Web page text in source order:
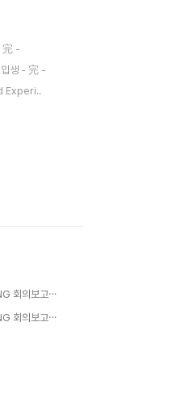
完 -
입생 - 完 -
Experi..
회의보고⋯
회의보고⋯